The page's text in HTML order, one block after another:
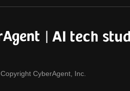
Copyright CyberAgent, Inc.